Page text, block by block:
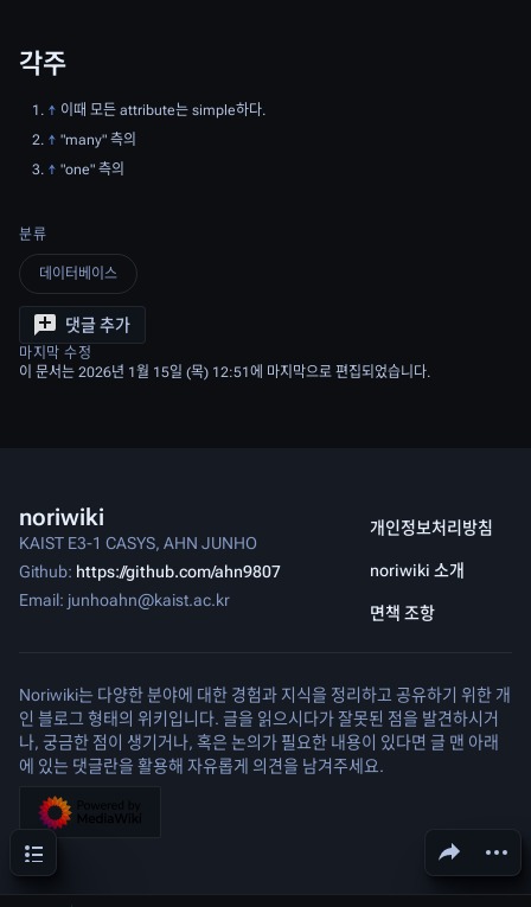
문서 공유하기
다른
각주
↑ 이때 모든 attribute는 simple하다.
↑ "many" 측의
↑ "one" 측의
분류
데이터베이스
댓글 추가
마지막 수정
이 문서는 2026년 1월 15일 (목) 12:51에 마지막으로 편집되었습니다.
noriwiki
KAIST E3-1 CASYS, AHN JUNHO
Github: https://github.com/ahn9807
Email: junhoahn@kaist.ac.kr
개인정보처리방침
noriwiki 소개
면책 조항
Noriwiki는 다양한 분야에 대한 경험과 지식을 정리하고 공유하기 위한 개
인 블로그 형태의 위키입니다. 글을 읽으시다가 잘못된 점을 발견하시거
나, 궁금한 점이 생기거나, 혹은 논의가 필요한 내용이 있다면 글 맨 아래
에 있는 댓글란을 활용해 자유롭게 의견을 남겨주세요.